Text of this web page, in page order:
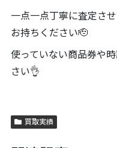
一点一点丁寧に査定さ
お持ちください🫡
使っていない商品券や
さい👌
買取実績